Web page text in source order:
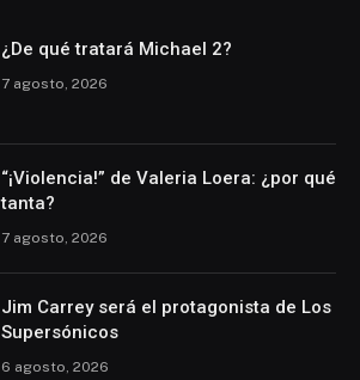
¿De qué tratará Michael 2?
7 agosto, 2026
“¡Violencia!” de Valeria Loera: ¿por qué
tanta?
7 agosto, 2026
Jim Carrey será el protagonista de Los
Supersónicos
6 agosto, 2026